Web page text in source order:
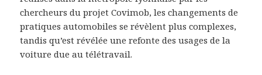
chercheurs du projet Covimob, les changements de
pratiques automobiles se révèlent plus complexes,
tandis qu’est révélée une refonte des usages de la
voiture due au télétravail.